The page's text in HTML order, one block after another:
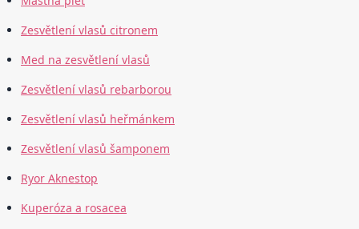
Zesvětlení vlasů citronem
Med na zesvětlení vlasů
Zesvětlení vlasů rebarborou
Zesvětlení vlasů heřmánkem
Zesvětlení vlasů šamponem
Ryor Aknestop
Kuperóza a rosacea